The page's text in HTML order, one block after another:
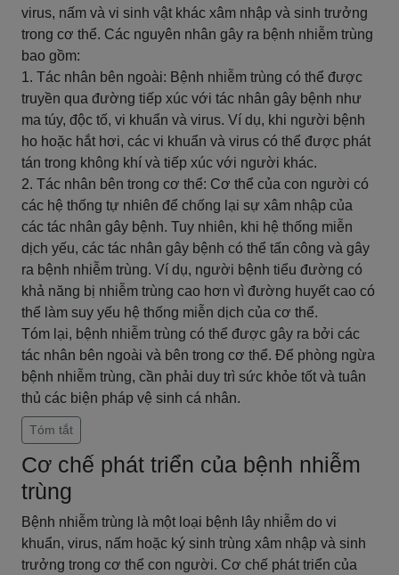
virus, nấm và vi sinh vật khác xâm nhập và sinh trưởng
trong cơ thể. Các nguyên nhân gây ra bệnh nhiễm trùng
bao gồm:
1. Tác nhân bên ngoài: Bệnh nhiễm trùng có thể được
truyền qua đường tiếp xúc với tác nhân gây bệnh như
ma túy, độc tố, vi khuẩn và virus. Ví dụ, khi người bệnh
ho hoặc hắt hơi, các vi khuẩn và virus có thể được phát
tán trong không khí và tiếp xúc với người khác.
2. Tác nhân bên trong cơ thể: Cơ thể của con người có
các hệ thống tự nhiên để chống lại sự xâm nhập của
các tác nhân gây bệnh. Tuy nhiên, khi hệ thống miễn
dịch yếu, các tác nhân gây bệnh có thể tấn công và gây
ra bệnh nhiễm trùng. Ví dụ, người bệnh tiểu đường có
khả năng bị nhiễm trùng cao hơn vì đường huyết cao có
thể làm suy yếu hệ thống miễn dịch của cơ thể.
Tóm lại, bệnh nhiễm trùng có thể được gây ra bởi các
tác nhân bên ngoài và bên trong cơ thể. Để phòng ngừa
bệnh nhiễm trùng, cần phải duy trì sức khỏe tốt và tuân
thủ các biện pháp vệ sinh cá nhân.
Tóm tắt
Cơ chế phát triển của bệnh nhiễm
trùng
Bệnh nhiễm trùng là một loại bệnh lây nhiễm do vi
khuẩn, virus, nấm hoặc ký sinh trùng xâm nhập và sinh
trưởng trong cơ thể con người. Cơ chế phát triển của